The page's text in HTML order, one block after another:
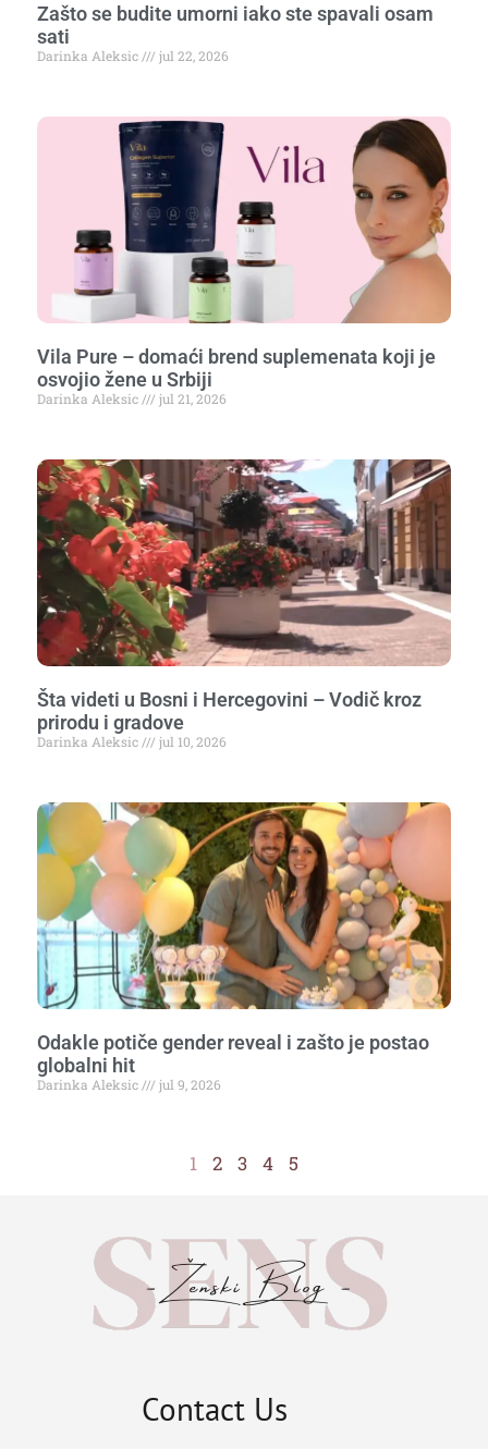
Zašto se budite umorni iako ste spavali osam
sati
Darinka Aleksic jul 22, 2026
Vila Pure – domaći brend suplemenata koji je
osvojio žene u Srbiji
Darinka Aleksic jul 21, 2026
Šta videti u Bosni i Hercegovini – Vodič kroz
prirodu i gradove
Darinka Aleksic jul 10, 2026
Odakle potiče gender reveal i zašto je postao
globalni hit
Darinka Aleksic jul 9, 2026
1 2 3 4 5
Contact Us